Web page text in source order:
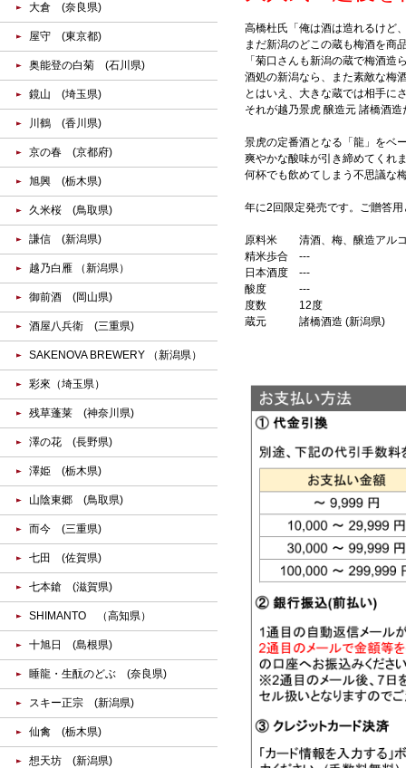
高橋杜氏「俺は酒は造れるけど
まだ新潟のどこの蔵も梅酒を商
「菊口さんも新潟の蔵で梅酒
酒処の新潟なら、また素敵な梅
とはいえ、大きな蔵では相手に
それが越乃景虎 醸造元 諸橋酒
景虎の定番酒となる「龍」をベ
爽やかな酸味が引き締めてくれ
何杯でも飲めてしまう不思議な
年に2回限定発売です。ご贈答
原料米
清酒、梅、醸造アル
精米歩合
---
日本酒度
---
酸度
---
度数
12度
蔵元
諸橋酒造 (新潟県)
大倉 (奈良県)
屋守 (東京都)
奥能登の白菊 (石川県)
鏡山 (埼玉県)
川鶴 (香川県)
京の春 (京都府)
旭興 (栃木県)
久米桜 (鳥取県)
謙信 (新潟県)
越乃白雁 （新潟県）
御前酒 (岡山県)
酒屋八兵衛 (三重県)
SAKENOVA BREWERY （新潟県）
彩來（埼玉県）
残草蓬莱 (神奈川県)
澤の花 (長野県)
澤姫 (栃木県)
山陰東郷 (鳥取県)
而今 (三重県)
七田 (佐賀県)
七本鎗 (滋賀県)
SHIMANTO （高知県）
十旭日 (島根県)
睡龍・生酛のどぶ (奈良県)
スキー正宗 (新潟県)
仙禽 (栃木県)
想天坊 (新潟県)